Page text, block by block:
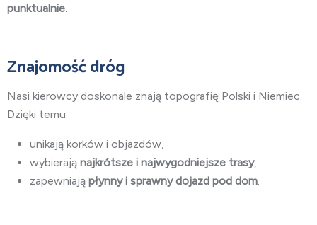
punktualnie
Znajomość dróg
Nasi kierowcy doskonale znają topografię Polski i Niemiec.
Dzięki temu:
unikają korków i objazdów,
wybierają najkrótsze i najwygodniejsze trasy,
zapewniają płynny i sprawny dojazd pod dom